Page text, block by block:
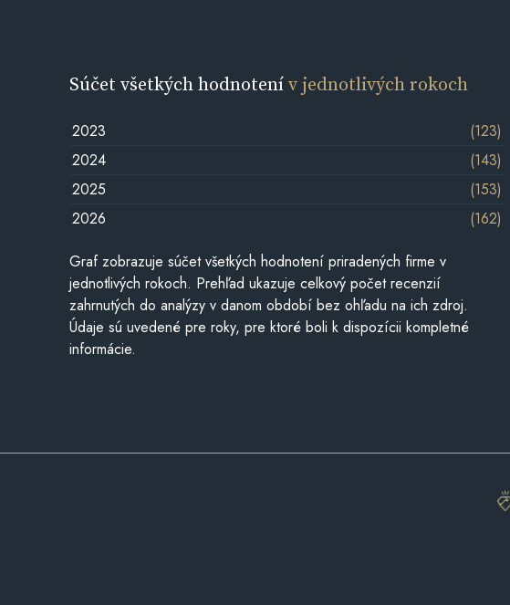
Súčet všetkých hodnotenív jednotlivých rokoch
2023
(123)
2024
(143)
2025
(153)
2026
(162)
Graf zobrazuje súčet všetkých hodnotení priradených firme v
jednotlivých rokoch. Prehľad ukazuje celkový počet recenzií
zahrnutých do analýzy v danom období bez ohľadu na ich zdroj.
Údaje sú uvedené pre roky, pre ktoré boli k dispozícii kompletné
informácie.